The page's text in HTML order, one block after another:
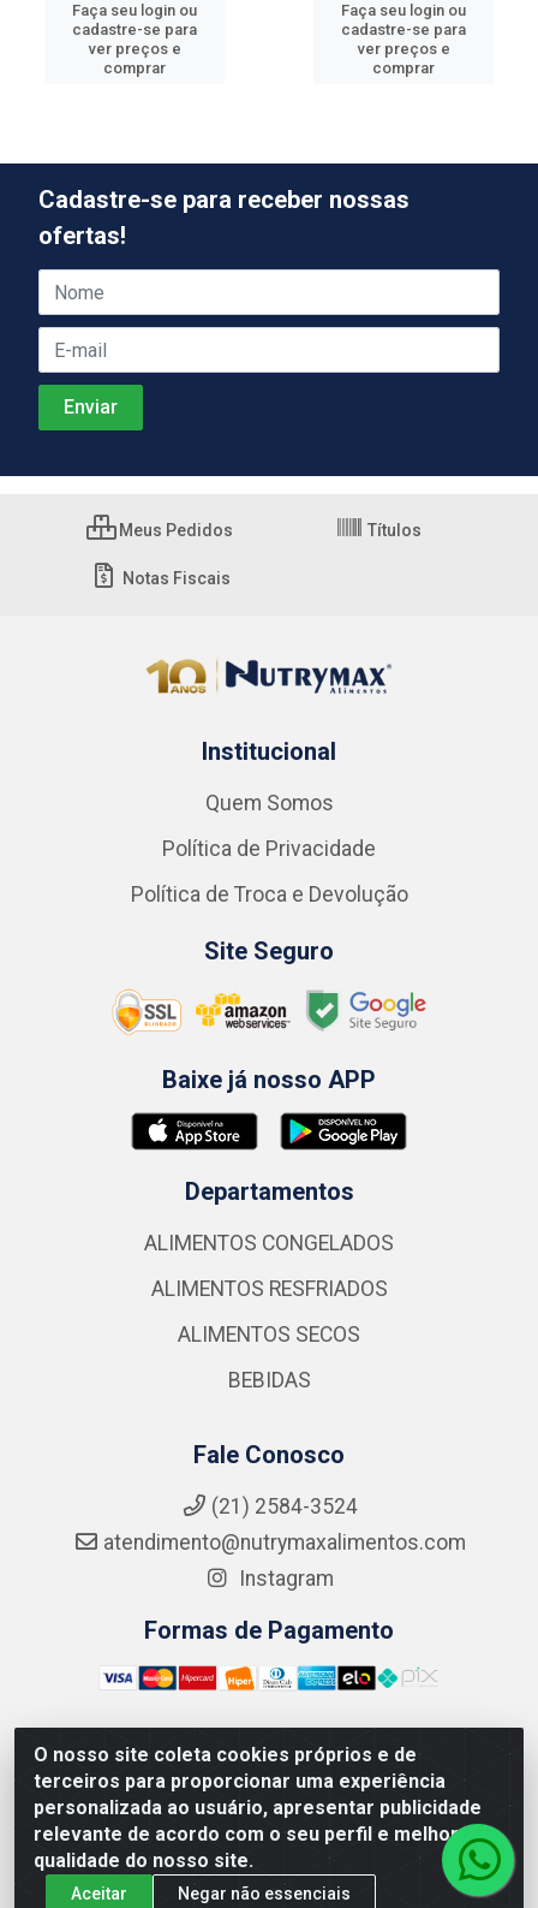
Faça seu login ou
cadastre-se para
ver preços e
comprar
Faça seu login ou
cadastre-se para
ver preços e
comprar
O nosso site coleta cookies próprios e de
terceiros para proporcionar uma experiência
personalizada ao usuário, apresentar publicidade
relevante de acordo com o seu perfil e melhorar a
qualidade do nosso site.
Aceitar Negar não essenciais
Cadastre-se para receber nossas
ofertas!
Meus Pedidos Títulos
Notas Fiscais
Institucional
Quem Somos
Política de Privacidade
Política de Troca e Devolução
Site Seguro
Baixe já nosso APP
Departamentos
ALIMENTOS CONGELADOS
ALIMENTOS RESFRIADOS
ALIMENTOS SECOS
BEBIDAS
Fale Conosco
(21) 2584-3524
atendimento@nutrymaxalimentos.com
Instagram
Formas de Pagamento
NUTRY MAX COMÉRCIO DE PRODUTOS ALIMENTICIOS
LTDA - RUA DO FEIJÃO, 721 PENHA CIRCULAR/RJ -
CNPJ: 15.796.122/0001-03